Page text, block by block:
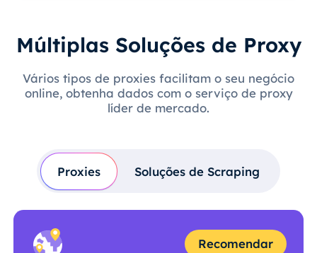
Múltiplas Soluções de Proxy
Vários tipos de proxies facilitam o seu negócio
online, obtenha dados com o serviço de proxy
líder de mercado.
Proxies Soluções de Scraping
Recomendar